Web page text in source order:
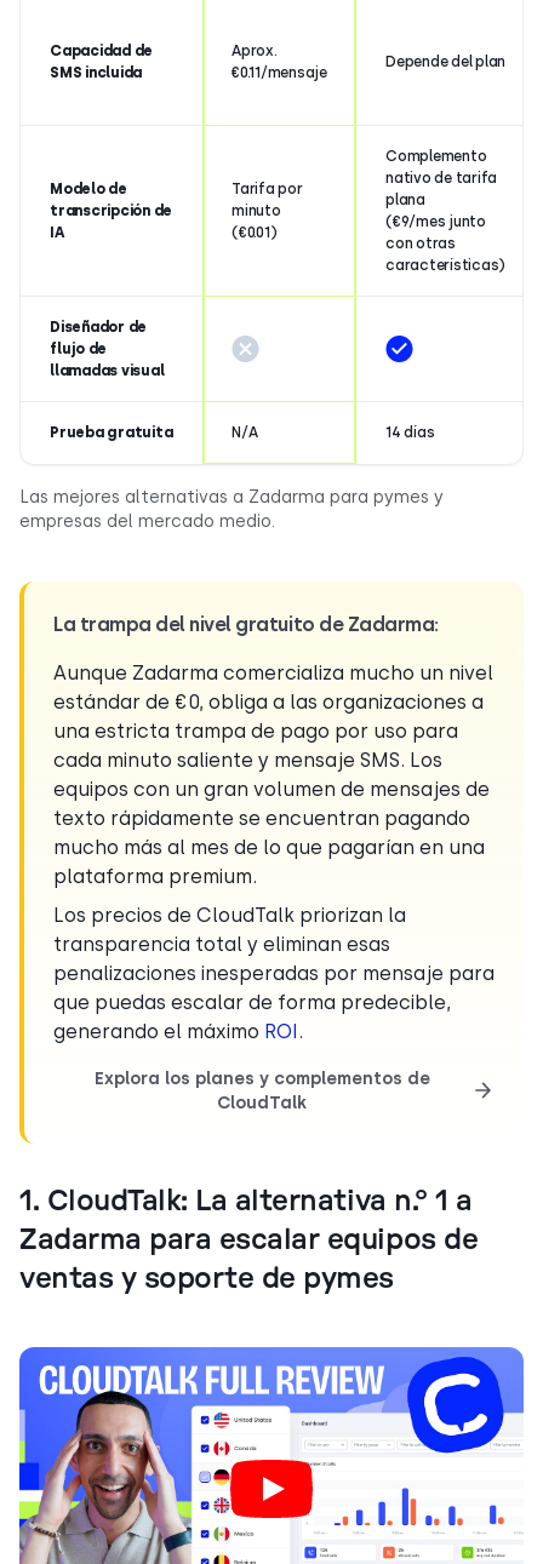
Capacidad de
SMS incluida
Aprox.
€0.11/mensaje
Depende del plan
Modelo de
transcripción de
IA
Tarifa por
minuto
(€0.01)
Complemento
nativo de tarifa
plana
(€9/mes junto
con otras
características)
Diseñador de
flujo de
llamadas visual
Prueba gratuita N/A 14 días
Las mejores alternativas a Zadarma para pymes y
empresas del mercado medio.
La trampa del nivel gratuito de Zadarma:
Aunque Zadarma comercializa mucho un nivel
estándar de €0, obliga a las organizaciones a
una estricta trampa de pago por uso para
cada minuto saliente y mensaje SMS. Los
equipos con un gran volumen de mensajes de
texto rápidamente se encuentran pagando
mucho más al mes de lo que pagarían en una
plataforma premium.
Los precios de CloudTalk priorizan la
transparencia total y eliminan esas
penalizaciones inesperadas por mensaje para
que puedas escalar de forma predecible,
generando el máximo ROI.
Explora los planes y complementos de
CloudTalk
1. CloudTalk: La alternativa n.º 1 a
Zadarma para escalar equipos de
ventas y soporte de pymes